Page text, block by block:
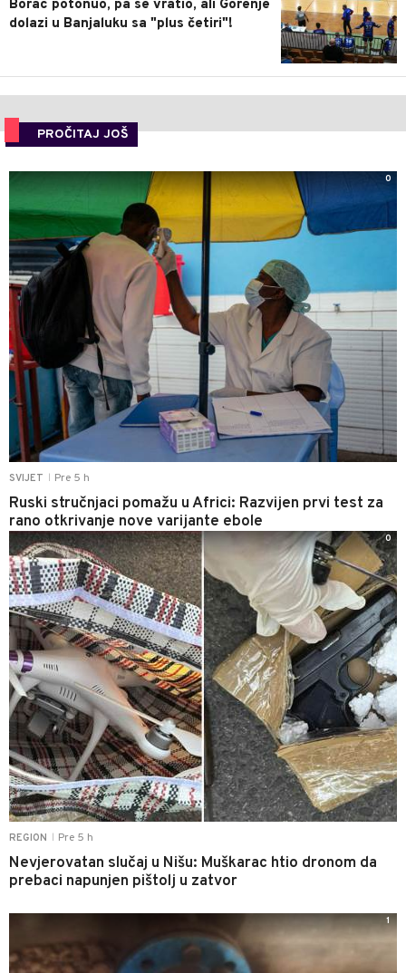
Borac potonuo, pa se vratio, ali Gorenje
dolazi u Banjaluku sa "plus četiri"!
PROČITAJ JOŠ
SVIJET Pre 5 h
Ruski stručnjaci pomažu u Africi: Razvijen prvi test za
rano otkrivanje nove varijante ebole
0
REGION Pre 5 h
Nevjerovatan slučaj u Nišu: Muškarac htio dronom da
prebaci napunjen pištolj u zatvor
0
1